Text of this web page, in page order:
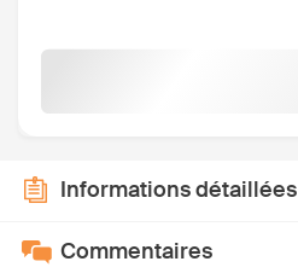
Informations détaillées
Commentaires